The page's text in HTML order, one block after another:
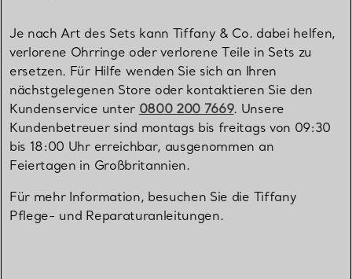
Je nach Art des Sets kann Tiffany & Co. dabei helfen,
verlorene Ohrringe oder verlorene Teile in Sets zu
ersetzen. Für Hilfe wenden Sie sich an Ihren
nächstgelegenen Store oder kontaktieren Sie den
Kundenservice unter 0800 200 7669. Unsere
Kundenbetreuer sind montags bis freitags von 09:30
bis 18:00 Uhr erreichbar, ausgenommen an
Feiertagen in Großbritannien.
Für mehr Information, besuchen Sie die Tiffany
Pflege- und Reparaturanleitungen.